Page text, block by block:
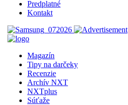
Predplatné
Kontakt
Magazín
Tipy na darčeky
Recenzie
Archív NXT
NXTplus
Súťaže